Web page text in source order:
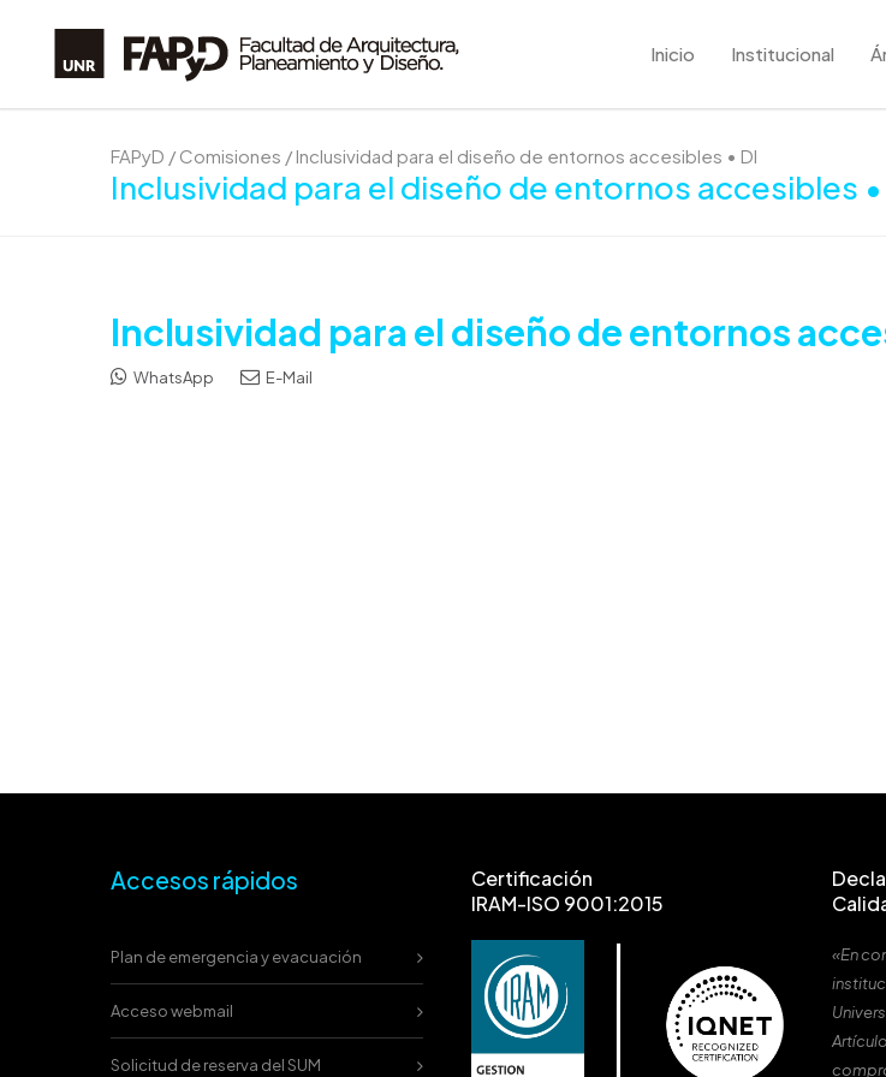
Inicio Institucional
FAPyD / Comisiones / Inclusividad para el diseño de entornos accesibles • DI
Inclusividad para el diseño de entornos accesibles •
Inclusividad para el diseño de entornos
WhatsApp E-Mail
Accesos rápidos
Plan de emergencia y evacuación
Acceso webmail
Solicitud de reserva del SUM
Certificación
IRAM-ISO 9001:2015
«En